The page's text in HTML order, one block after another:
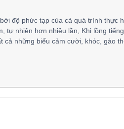
độ phức tạp của cả quá trình thực
tự nhiên hơn nhiều lần, Khi lồng
cả những biểu cảm cười, khóc, gào